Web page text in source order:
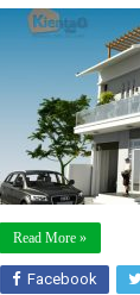
Read More »
Facebook